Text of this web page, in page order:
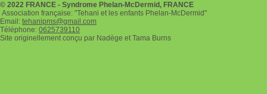
© 2022 FRANCE - Syndrome Phelan-McDermid, FRANCE
Association française: "Tehani et les enfants Phelan-McDermid"
Email: tehanipms@gmail.com
Téléphone: 0625739110
Site originellement conçu par Nadège et Tama Burns